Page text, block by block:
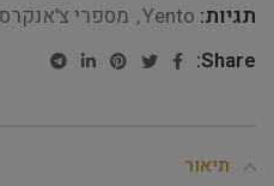
תגיות: Yento
, מספרי צ'אנקרס
Share:
תיאור